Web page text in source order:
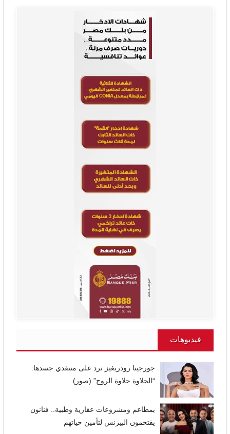
فيديوهات
جورجينا رودريغيز ترد على منتقدي جسدها:
“الحلاوة حلاوة الروح” (صور)
بمطاعم ومشروعات عقارية وطبية.. فنانون
يقتحمون البيزنس لتأمين حياتهم